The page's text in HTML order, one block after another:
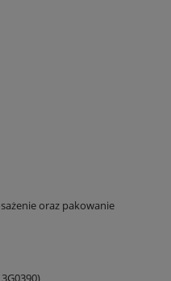
oraz pakowanie